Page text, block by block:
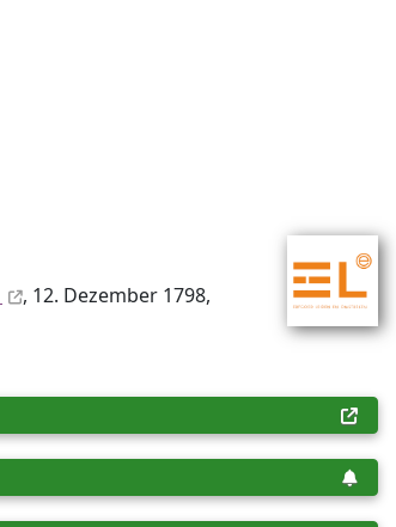
, 12. Dezember 1798,